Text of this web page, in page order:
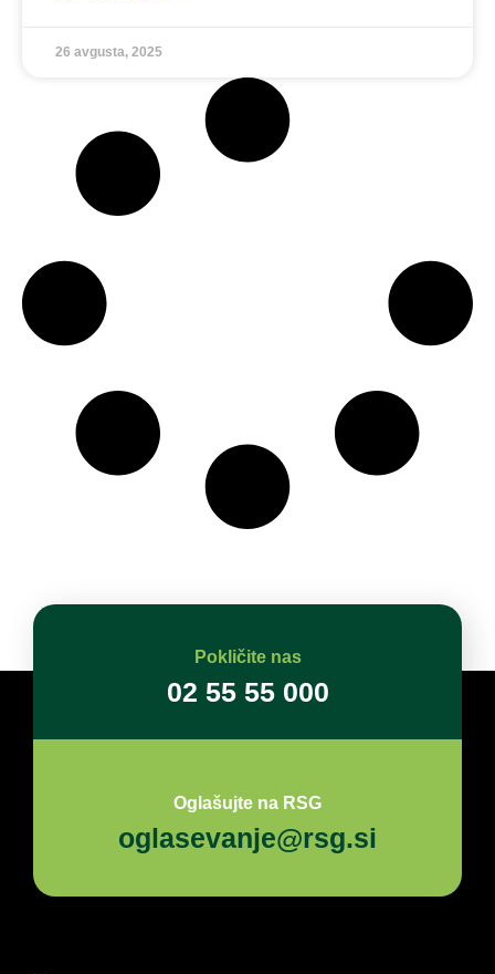
26 avgusta, 2025
Pokličite nas
02 55 55 000
Oglašujte na RSG
oglasevanje@rsg.si